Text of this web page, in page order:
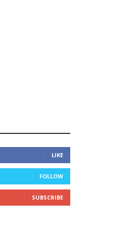
LIKE
FOLLOW
SUBSCRIBE